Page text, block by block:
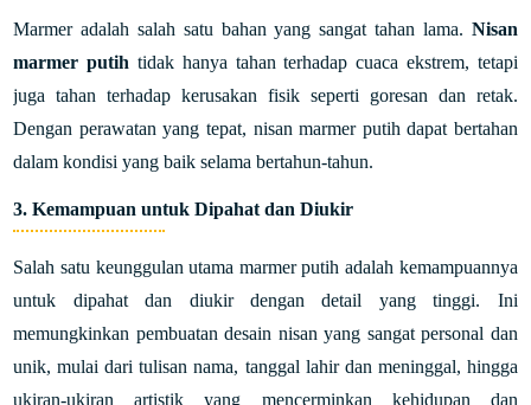
Marmer adalah salah satu bahan yang sangat tahan lama. Nisan
marmer putih tidak hanya tahan terhadap cuaca ekstrem, tetapi
juga tahan terhadap kerusakan fisik seperti goresan dan retak.
Dengan perawatan yang tepat, nisan marmer putih dapat bertahan
dalam kondisi yang baik selama bertahun-tahun.
3. Kemampuan untuk Dipahat dan Diukir
Salah satu keunggulan utama marmer putih adalah kemampuannya
untuk dipahat dan diukir dengan detail yang tinggi. Ini
memungkinkan pembuatan desain nisan yang sangat personal dan
unik, mulai dari tulisan nama, tanggal lahir dan meninggal, hingga
ukiran-ukiran artistik yang mencerminkan kehidupan dan